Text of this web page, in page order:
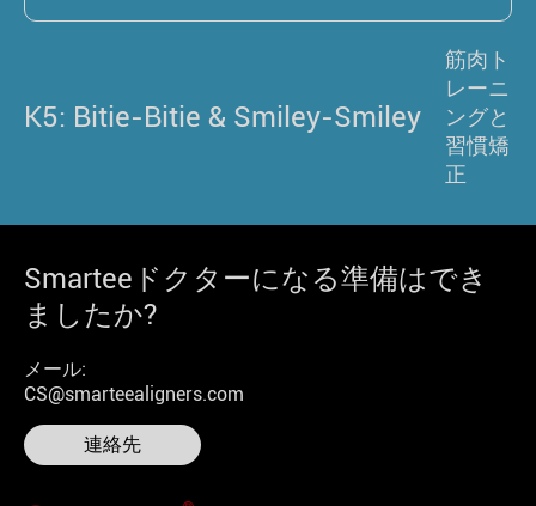
K5: Bitie-Bitie & Smiley-Smiley
筋肉ト
レーニ
ングと
習慣矯
正
Smarteeドクターになる準備はでき
ましたか?
メール:
CS@smarteealigners.com
連絡先